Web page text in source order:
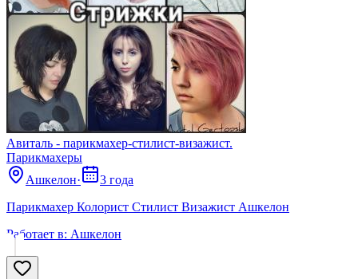
Авиталь - парикмахер-стилист-визажист.
Парикмахеры
Ашкелон·
3 года
Парикмахер Колорист Стилист Визажист Ашкелон
Работает в: Ашкелон